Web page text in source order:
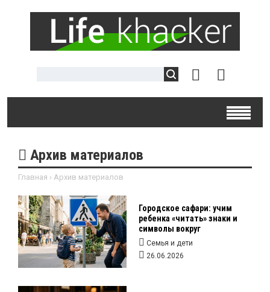
Архив материалов
Главная › Архив материалов
Городское сафари: учим
ребенка «читать» знаки и
символы вокруг
Семья и дети
26.06.2026